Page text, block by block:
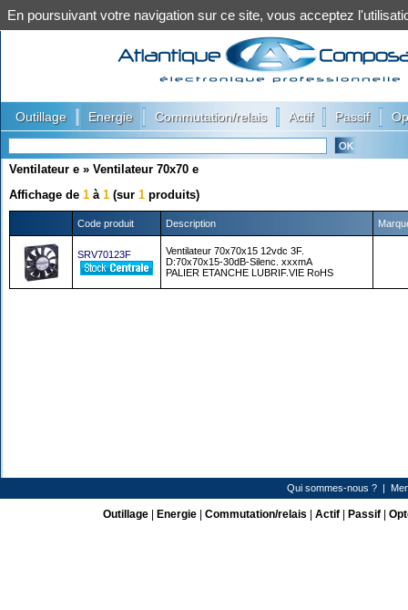
Outillage Energie Commutation/relais Actif Passif
Ventilateur e » Ventilateur 70x70 e
Affichage de 1 à 1 (sur 1 produits)
Code produit Description
SRV70123F
Ventilateur 70x70x15 12vdc 3F.
D:70x70x15-30dB-Silenc. xxxmA
PALIER ETANCHE LUBRIF.VIE RoHS
Qui sommes-nous ? |
Outillage| Energie| Commutation/relais Actif| Passif|
En poursuivant votre navigation sur ce site, vous acceptez